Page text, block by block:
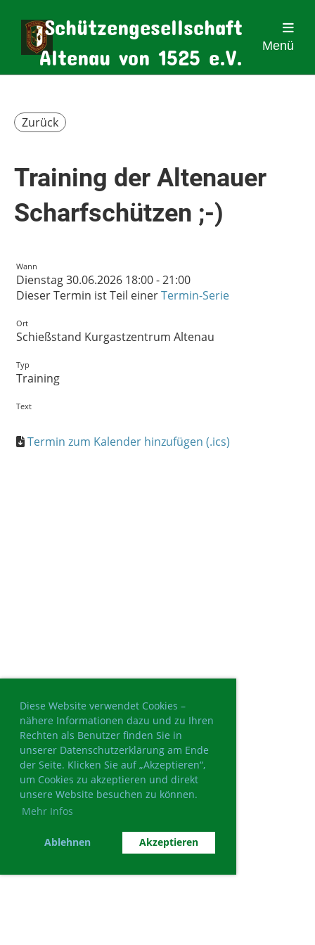
Diese Website verwendet Cookies –
nähere Informationen dazu und zu Ihren
Rechten als Benutzer finden Sie in
unserer Datenschutzerklärung am Ende
der Seite. Klicken Sie auf „Akzeptieren“,
um Cookies zu akzeptieren und direkt
unsere Website besuchen zu können.
Mehr Infos
Ablehnen Akzeptieren
Schützengesellschaft
Altenau von 1525 e.V.
Menü
Zurück
Training der Altenauer
Scharfschützen ;-)
Wann
Dienstag 30.06.2026 18:00 - 21:00
Dieser Termin ist Teil einerTermin-Serie
Ort
Schießstand Kurgastzentrum Altenau
Typ
Training
Text
Termin zum Kalender hinzufügen (.ics)